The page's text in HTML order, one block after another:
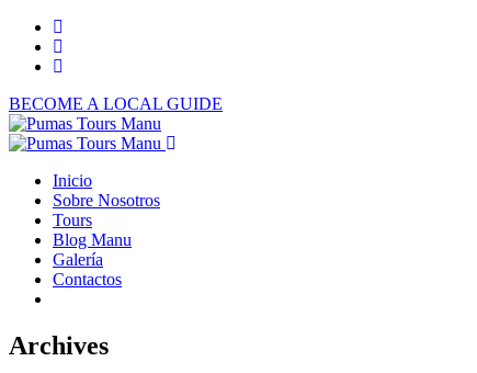
BECOME A LOCAL GUIDE
Inicio
Sobre Nosotros
Tours
Blog Manu
Galería
Contactos
Archives